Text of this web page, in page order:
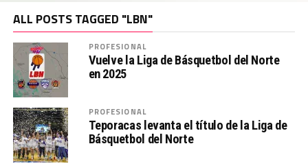
ALL POSTS TAGGED "LBN"
PROFESIONAL
Vuelve la Liga de Básquetbol del Norte
en 2025
PROFESIONAL
Teporacas levanta el título de la Liga de
Básquetbol del Norte